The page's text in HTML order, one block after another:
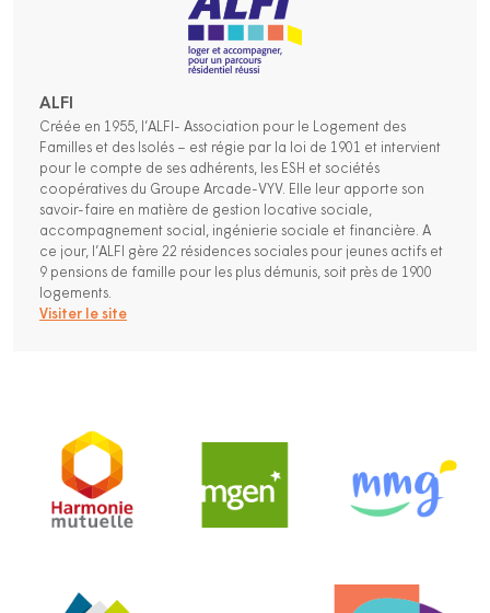
ALFI
Créée en 1955, l’ALFI- Association pour le Logement des
Familles et des Isolés – est régie par la loi de 1901 et intervient
pour le compte de ses adhérents, les ESH et sociétés
coopératives du Groupe Arcade-VYV. Elle leur apporte son
savoir-faire en matière de gestion locative sociale,
accompagnement social, ingénierie sociale et financière. A
ce jour, l’ALFI gère 22 résidences sociales pour jeunes actifs et
9 pensions de famille pour les plus démunis, soit près de 1900
logements.
Visiter le site